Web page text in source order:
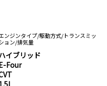
ンジンタイプ/駆動方式/トランスミッ
ョン/排気量
イブリッド
Four